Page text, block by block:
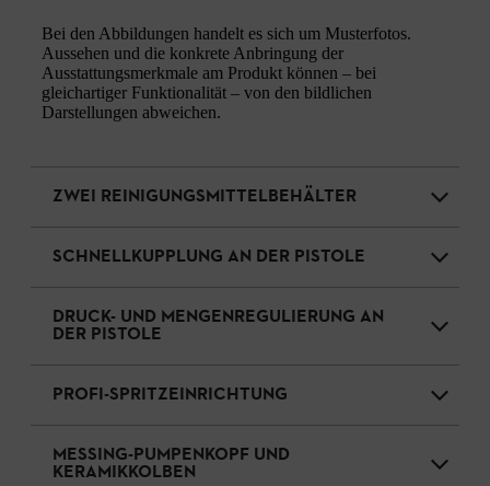
Bei den Abbildungen handelt es sich um Musterfotos.
Aussehen und die konkrete Anbringung der
Ausstattungsmerkmale am Produkt können – bei
gleichartiger Funktionalität – von den bildlichen
Darstellungen abweichen.
ZWEI REINIGUNGSMITTELBEHÄLTER
SCHNELLKUPPLUNG AN DER PISTOLE
DRUCK- UND MENGENREGULIERUNG AN
DER PISTOLE
PROFI-SPRITZEINRICHTUNG
MESSING-PUMPENKOPF UND
KERAMIKKOLBEN